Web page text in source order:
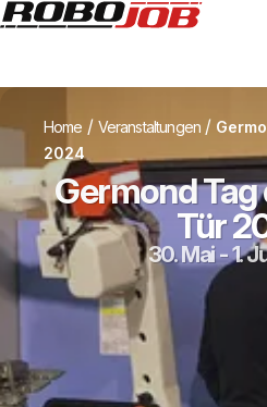
Home / Veranstaltungen /
2024
Germond
Tür
30. Mai - 1.